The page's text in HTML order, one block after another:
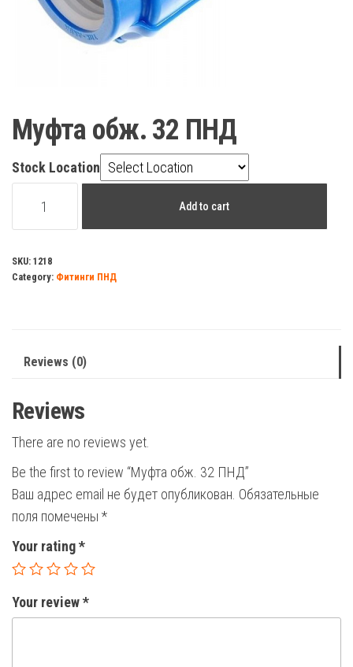
Муфта обж. 32 ПНД
Stock Location
ПНД
quantity
Add to cart
SKU: 1218
Category: Фитинги ПНД
Reviews (0)
Reviews
There are no reviews yet.
Be the first to review “Муфта обж. 32 ПНД”
Ваш адрес email не будет опубликован. Обязательные
поля помечены *
Your rating*
Your review*